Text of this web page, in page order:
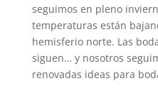
seguimos en pleno
temperaturas están
hemisferio norte. Las
siguen… y nosotros
renovadas ideas para